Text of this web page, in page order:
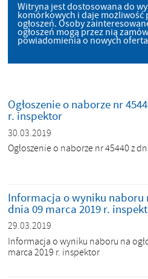
Witryna jest dostosowana do
komórkowych i daje możliwość
ogłoszeń. Osoby
ogłoszeń mogą przez nią
powiadomienia o nowych
Ogłoszenie o naborze nr
r. inspektor
30.03.2019
Ogłoszenie o naborze nr 45440 z
Informacja o wyniku naboru
dnia 09 marca 2019 r.
29.03.2019
Informacja o wyniku naboru na
marca 2019 r. inspektor